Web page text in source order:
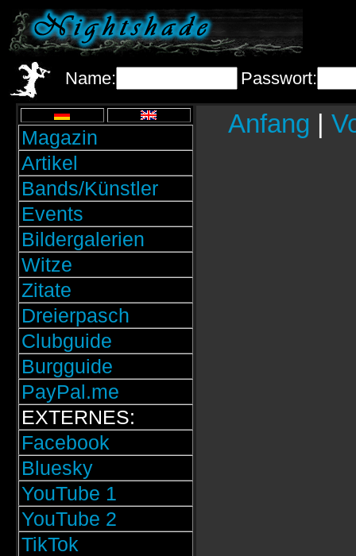
Name: Passwort:
Magazin
Artikel
Bands/Künstler
Events
Bildergalerien
Witze
Zitate
Dreierpasch
Clubguide
Burgguide
PayPal.me
EXTERNES:
Facebook
Bluesky
YouTube 1
YouTube 2
TikTok
Anfang |